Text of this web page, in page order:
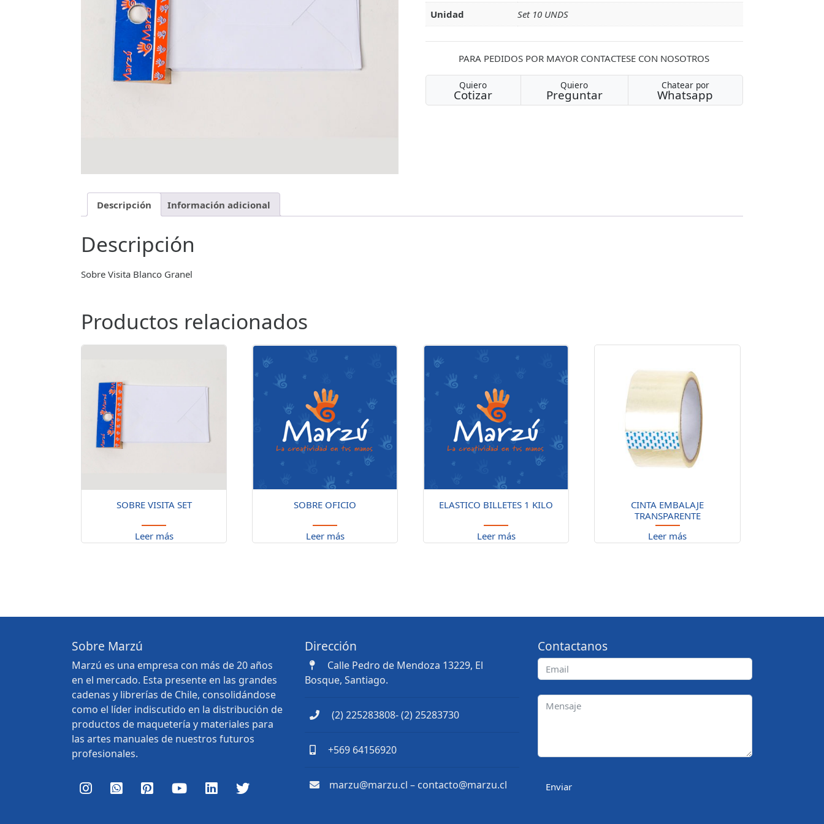
Unidad
Set 10 UNDS
PARA PEDIDOS POR MAYOR CONTACTESE CON NOSOTROS
Quiero
Cotizar
Quiero
Preguntar
Chatear por
Whatsapp
Descripción Información adicional
Descripción
Sobre Visita Blanco Granel
Productos relacionados
SOBRE VISITA SET
Leer más
SOBRE OFICIO
Leer más
ELASTICO BILLETES 1 KILO
Leer más
CINTA EMBALAJE
TRANSPARENTE
Leer más
Sobre Marzú
Marzú es una empresa con más de 20 años
en el mercado. Esta presente en las grandes
cadenas y librerías de Chile, consolidándose
como el líder indiscutido en la distribución de
productos de maquetería y materiales para
las artes manuales de nuestros futuros
profesionales.
Dirección
Calle Pedro de Mendoza 13229, El
Bosque, Santiago.
(2) 225283808- (2) 25283730
+569 64156920
marzu@marzu.cl – contacto@marzu.cl
Contactanos